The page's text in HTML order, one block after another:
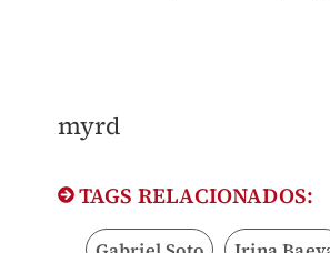
myrd
TAGS RELACIONADOS: